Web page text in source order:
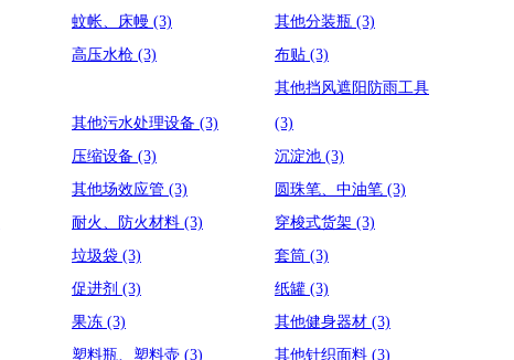
蚊帐、床幔 (3) 其他分装瓶 (3)
高压水枪 (3) 布贴 (3)
其他污水处理设备 (3)
其他挡风遮阳防雨工具
(3)
压缩设备 (3) 沉淀池 (3)
其他场效应管 (3) 圆珠笔、中油笔 (3)
耐火、防火材料 (3) 穿梭式货架 (3)
垃圾袋 (3) 套筒 (3)
促进剂 (3) 纸罐 (3)
果冻 (3) 其他健身器材 (3)
塑料瓶、塑料壶 (3) 其他针织面料 (3)